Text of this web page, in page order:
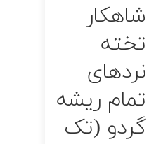
شاهکار
تخته
نردهای
تمام ریشه
گردو (تک